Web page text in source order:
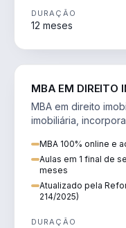
DURAÇÃO
12 meses
MBA EM DIREITO
MBA em direito
imobiliária,
MBA 100% online e
Aulas em 1 final de
meses
Atualizado pela
214/2025)
DURAÇÃO